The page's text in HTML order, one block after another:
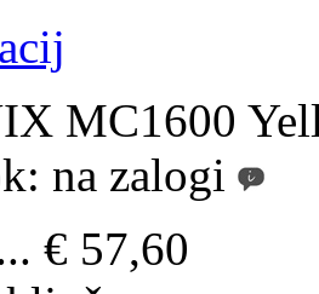
MC1600
na zalogi
€ 57,60